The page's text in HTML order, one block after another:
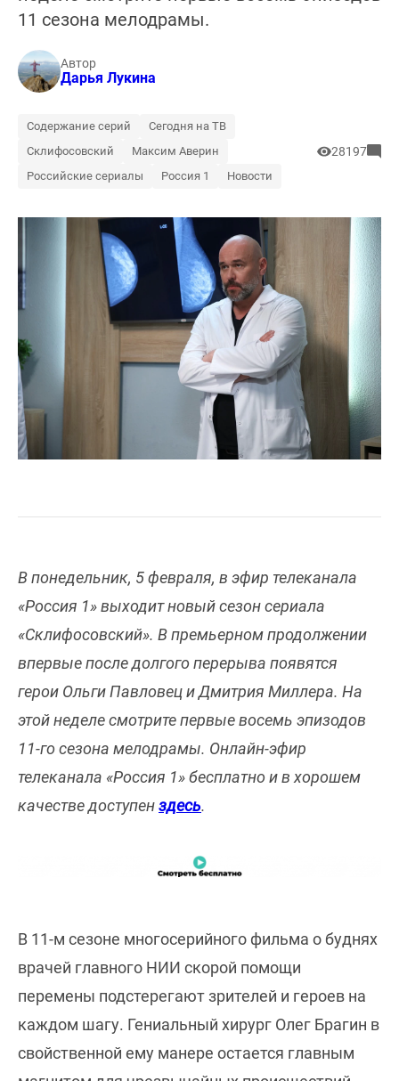
11 сезона мелодрамы.
Автор
Дарья Лукина
Содержание серий
Сегодня на ТВ
Склифосовский
Максим Аверин
Российские сериалы
Россия 1 Новости
28197
В понедельник, 5 февраля, в эфир телеканала
«Россия 1» выходит новый сезон сериала
«Склифосовский». В премьерном продолжении
впервые после долгого перерыва появятся
герои Ольги Павловец и Дмитрия Миллера. На
этой неделе смотрите первые восемь эпизодов
11-го сезона мелодрамы. Онлайн-эфир
телеканала «Россия 1» бесплатно и в хорошем
качестве доступенздесь.
В 11-м сезоне многосерийного фильма о буднях
врачей главного НИИ скорой помощи
перемены подстерегают зрителей и героев на
каждом шагу. Гениальный хирург Олег Брагин в
свойственной ему манере остается главным